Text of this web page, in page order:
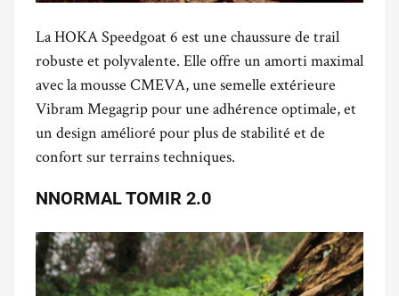
La HOKA Speedgoat 6 est une chaussure de trail
robuste et polyvalente. Elle offre un amorti maximal
avec la mousse CMEVA, une semelle extérieure
Vibram Megagrip pour une adhérence optimale, et
un design amélioré pour plus de stabilité et de
confort sur terrains techniques.
NNORMAL TOMIR 2.0